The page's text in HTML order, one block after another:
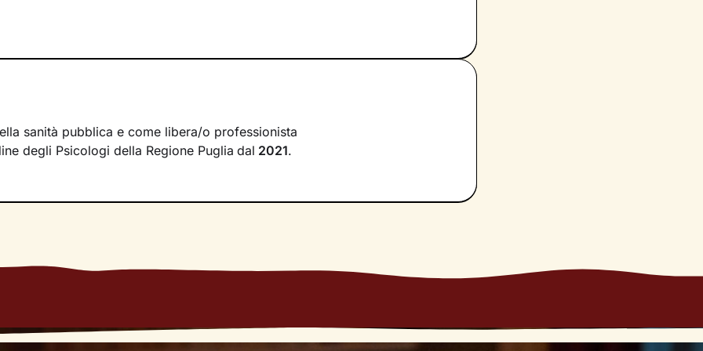
tra il mondo interno e quello esterno
voglia di cambiamento sarà la motivazione necessaria per muovere i
ricerca di unnuovo livello di consapevolezza. Conoscersi è infatti
comprendere cosa cambiare e come farlo. Nello spazio di ascolto e
si creerà, avrai modo di rileggere la tua realtà attribuendole significati
sanità pubblica e come libera/o professionista
degli Psicologi della Regione Puglia dal 2021.